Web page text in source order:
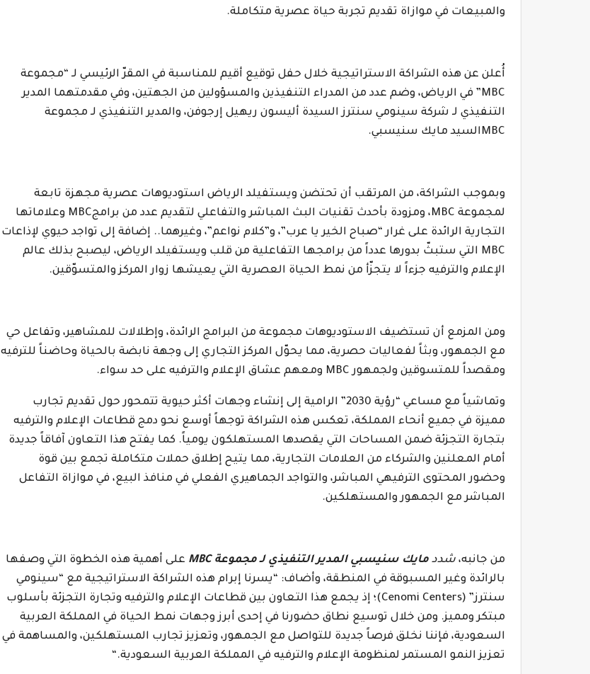
والمبيعات في موازاة تقديم تجربة حياة عصرية متكاملة.
أُعلن عن هذه الشراكة الاستراتيجية خلال حفل توقيع أقيم للمناسبة في المقرّ الرئيسي لـ “مجموعة
MBC” في الرياض، وضم عدد من المدراء التنفيذين والمسؤولين من الجهتين، وفي مقدمتهما المدير
التنفيذي لـ شركة سينومي سنترز السيدة أليسون ريهيل إرجوفن، والمدير التنفيذي لـ مجموعة
MBCالسيد مايك سنيسبي.
وبموجب الشراكة، من المرتقب أن تحتضن ويستفيلد الرياض استوديوهات عصرية مجهزة تابعة
لمجموعة MBC، ومزودة بأحدث تقنيات البث المباشر والتفاعلي لتقديم عدد من برامجMBC وعلاماتها
التجارية الرائدة على غرار “صباح الخير يا عرب”، و”كلام نواعم”، وغيرهما.. إضافة إلى تواجد حيوي لإذاعات
MBC التي ستبثّ بدورها عدداً من برامجها التفاعلية من قلب ويستفيلد الرياض، ليصبح بذلك عالم
الإعلام والترفيه جزءاً لا يتجزّأ من نمط الحياة العصرية التي يعيشها زوار المركز والمتسوّقين.
ومن المزمع أن تستضيف الاستوديوهات مجموعة من البرامج الرائدة، وإطلالات للمشاهير، وتفاعل حي
مع الجمهور، وبثاً لفعاليات حصرية، مما يحوّل المركز التجاري إلى وجهة نابضة بالحياة وحاضناً للترفيه
ومقصداً للمتسوقين ولجمهورMBC ومعهم عشاق الإعلام والترفيه على حد سواء.
وتماشياً مع مساعي “رؤية 2030” الرامية إلى إنشاء وجهات أكثر حيوية تتمحور حول تقديم تجارب
مميزة في جميع أنحاء المملكة، تعكس هذه الشراكة توجهاً أوسع نحو دمج قطاعات الإعلام والترفيه
بتجارة التجزئة ضمن المساحات التي يقصدها المستهلكون يومياً. كما يفتح هذا التعاون آفاقاً جديدة
أمام المعلنين والشركاء من العلامات التجارية، مما يتيح إطلاق حملات متكاملة تجمع بين قوة
وحضور المحتوى الترفيهي المباشر، والتواجد الجماهيري الفعلي في منافذ البيع، في موازاة التفاعل
المباشر مع الجمهور والمستهلكين.
من جانبه، شدد مايك سنيسبي المدير التنفيذي لـ مجموعةMBC على أهمية هذه الخطوة التي وصفها
بالرائدة وغير المسبوقة في المنطقة، وأضاف: “يسرنا إبرام هذه الشراكة الاستراتيجية مع “سينومي
سنترز” (Cenomi Centers)؛ إذ يجمع هذا التعاون بين قطاعات الإعلام والترفيه وتجارة التجزئة بأسلوب
مبتكر ومميز. ومن خلال توسيع نطاق حضورنا في إحدى أبرز وجهات نمط الحياة في المملكة العربية
السعودية، فإننا نخلق فرصاً جديدة للتواصل مع الجمهور، وتعزيز تجارب المستهلكين، والمساهمة في
تعزيز النمو المستمر لمنظومة الإعلام والترفيه في المملكة العربية السعودية.“